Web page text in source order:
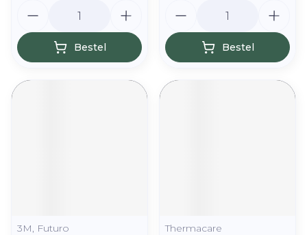
Bestel Bestel
3M, Futuro
Thermacare